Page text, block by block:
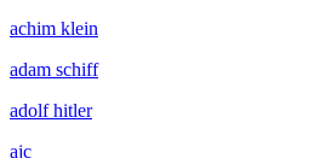
achim klein
adam schiff
adolf hitler
ajc